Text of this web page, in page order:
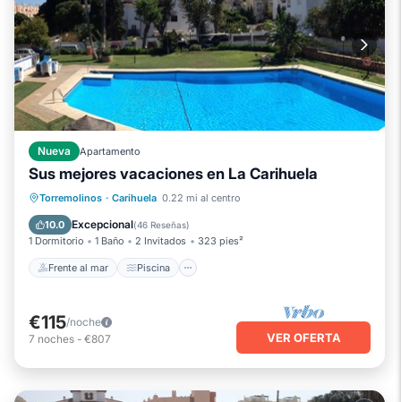
Nueva Apartamento
Sus mejores vacaciones en La Carihuela
Torremolinos · Carihuela 0.22 mi al centro
10.0 Excepcional(46 Reseñas)
1 Dormitorio 1 Baño 2 Invitados 323 pies²
Frente al mar Piscina
Frente al mar Piscina
Balcón/Terraza
€115/noche
7 noches - €807 VER OFERTA